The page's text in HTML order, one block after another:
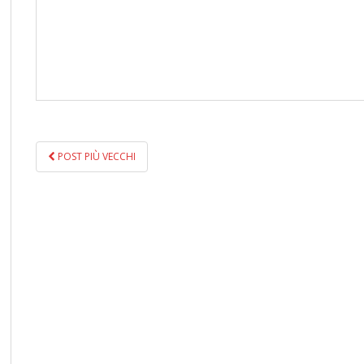
NAVIGAZIONE POST
POST PIÙ VECCHI